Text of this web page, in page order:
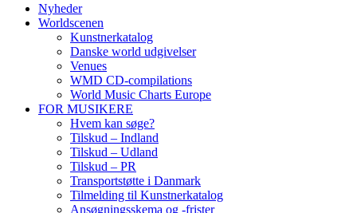
Nyheder
Worldscenen
Kunstnerkatalog
Danske world udgivelser
Venues
WMD CD-compilations
World Music Charts Europe
FOR MUSIKERE
Hvem kan søge?
Tilskud – Indland
Tilskud – Udland
Tilskud – PR
Transportstøtte i Danmark
Tilmelding til Kunstnerkatalog
Ansøgningsskema og -frister